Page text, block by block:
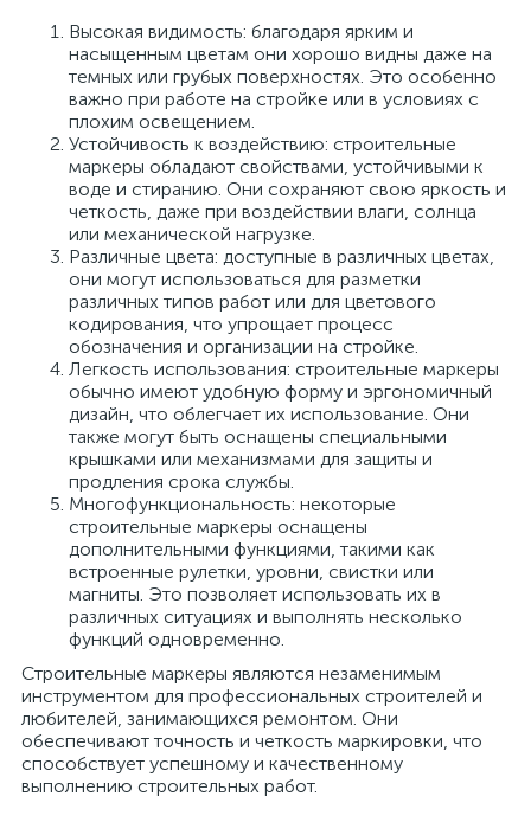
Высокая видимость: благодаря ярким и
насыщенным цветам они хорошо видны даже на
темных или грубых поверхностях. Это особенно
важно при работе на стройке или в условиях с
плохим освещением.
Устойчивость к воздействию: строительные
маркеры обладают свойствами, устойчивыми к
воде и стиранию. Они сохраняют свою яркость и
четкость, даже при воздействии влаги, солнца
или механической нагрузке.
Различные цвета: доступные в различных цветах,
они могут использоваться для разметки
различных типов работ или для цветового
кодирования, что упрощает процесс
обозначения и организации на стройке.
Легкость использования: строительные маркеры
обычно имеют удобную форму и эргономичный
дизайн, что облегчает их использование. Они
также могут быть оснащены специальными
крышками или механизмами для защиты и
продления срока службы.
Многофункциональность: некоторые
строительные маркеры оснащены
дополнительными функциями, такими как
встроенные рулетки, уровни, свистки или
магниты. Это позволяет использовать их в
различных ситуациях и выполнять несколько
функций одновременно.
Строительные маркеры являются незаменимым
инструментом для профессиональных строителей и
любителей, занимающихся ремонтом. Они
обеспечивают точность и четкость маркировки, что
способствует успешному и качественному
выполнению строительных работ.